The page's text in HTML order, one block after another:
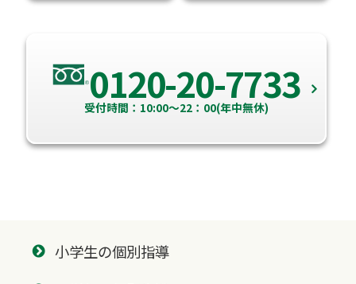
0120-20-7733
受付時間：10:00～22：00(年中無休)
小学生の個別指導